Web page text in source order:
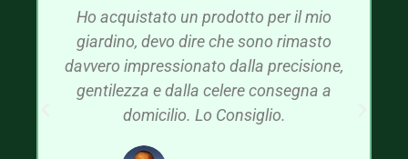
Ho acquistato un prodotto per il mio
giardino, devo dire che sono rimasto
davvero impressionato dalla precisione,
gentilezza e dalla celere consegna a
domicilio. Lo Consiglio.